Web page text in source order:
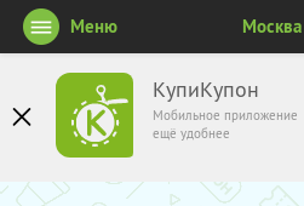
КупиКупон
Мобильное приложение
ещё удобнее
Меню Москва